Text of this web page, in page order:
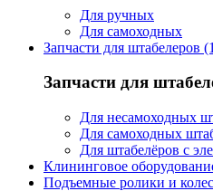
Для ручных
Для самоходных
Запчасти для штабелеров
Запчасти для
Для несамоходных
Для самоходных
Для штабелёров с
Клининговое
Подъемные ролики и